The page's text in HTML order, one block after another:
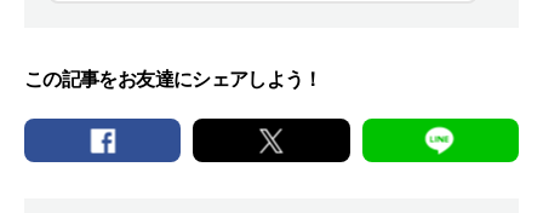
この記事をお友達にシェアしよう！